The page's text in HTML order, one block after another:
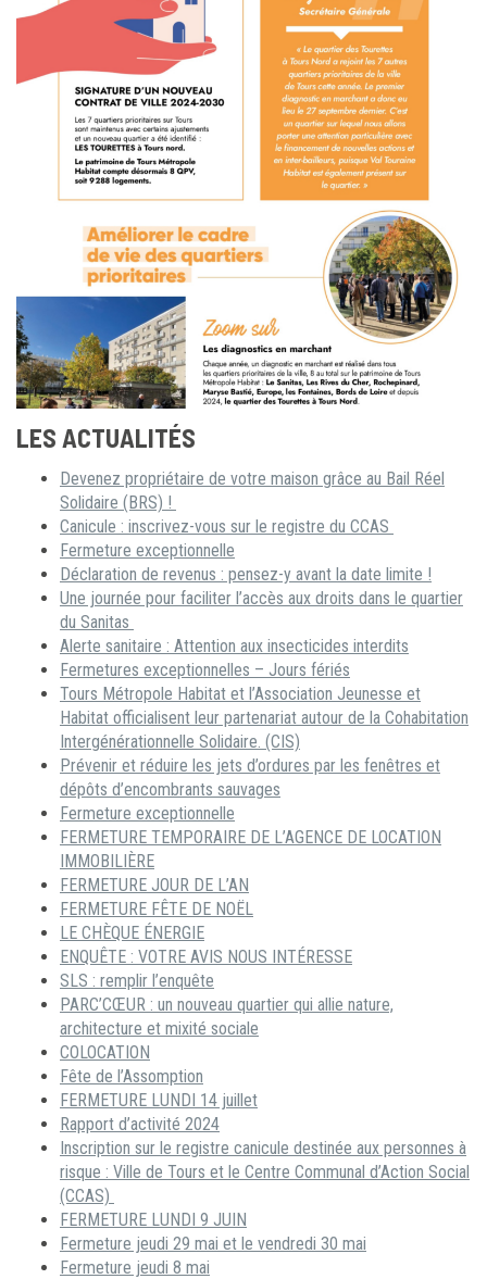
LES ACTUALITÉS
Devenez propriétaire de votre maison grâce au Bail Réel
Solidaire (BRS) !
Canicule : inscrivez-vous sur le registre du CCAS
Fermeture exceptionnelle
Déclaration de revenus : pensez-y avant la date limite !
Une journée pour faciliter l’accès aux droits dans le quartier
du Sanitas
Alerte sanitaire : Attention aux insecticides interdits
Fermetures exceptionnelles – Jours fériés
Tours Métropole Habitat et l’Association Jeunesse et
Habitat officialisent leur partenariat autour de la Cohabitation
Intergénérationnelle Solidaire. (CIS)
Prévenir et réduire les jets d’ordures par les fenêtres et
dépôts d’encombrants sauvages
Fermeture exceptionnelle
FERMETURE TEMPORAIRE DE L’AGENCE DE LOCATION
IMMOBILIÈRE
FERMETURE JOUR DE L’AN
FERMETURE FÊTE DE NOËL
LE CHÈQUE ÉNERGIE
ENQUÊTE : VOTRE AVIS NOUS INTÉRESSE
SLS : remplir l’enquête
PARC’CŒUR : un nouveau quartier qui allie nature,
architecture et mixité sociale
COLOCATION
Fête de l’Assomption
FERMETURE LUNDI 14 juillet
Rapport d’activité 2024
Inscription sur le registre canicule destinée aux personnes à
risque : Ville de Tours et le Centre Communal d’Action Social
(CCAS)
FERMETURE LUNDI 9 JUIN
Fermeture jeudi 29 mai et le vendredi 30 mai
Fermeture jeudi 8 mai